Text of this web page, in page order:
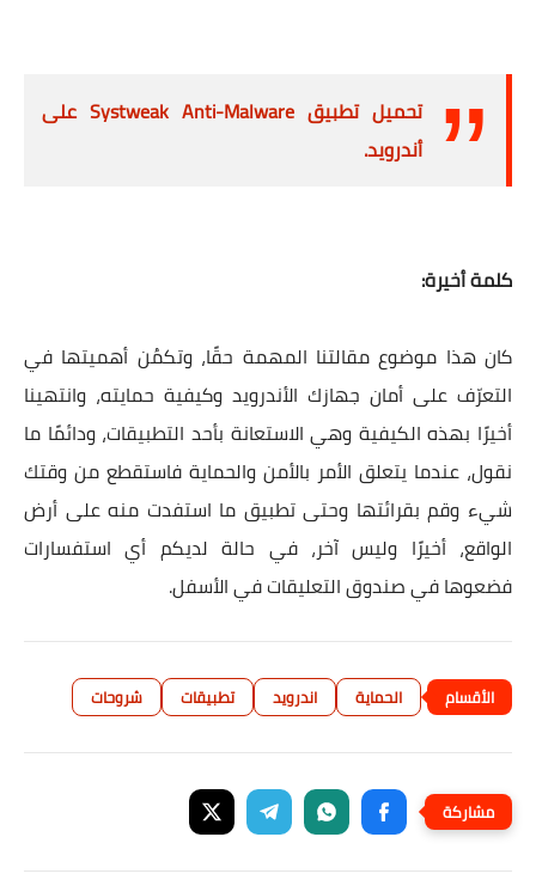
تحميل تطبيق Systweak Anti-Malware على
أندرويد.
كلمة أخيرة:
كان هذا موضوع مقالتنا المهمة حقًا، وتكمُن أهميتها في
التعرّف على أمان جهازك الأندرويد وكيفية حمايته، وانتهينا
أخيرًا بهذه الكيفية وهي الاستعانة بأحد التطبيقات، ودائمًا ما
نقول، عندما يتعلق الأمر بالأمن والحماية فاستقطع من وقتك
شيء وقم بقرائتها وحتى تطبيق ما استفدت منه على أرض
الواقع، أخيرًا وليس آخر، في حالة لديكم أي استفسارات
فضعوها في صندوق التعليقات في الأسفل.
الحماية اندرويد تطبيقات شروحات